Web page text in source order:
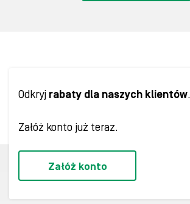
Odkryj rabaty dla naszych klientów.
Załóż konto już teraz.
Załóż konto